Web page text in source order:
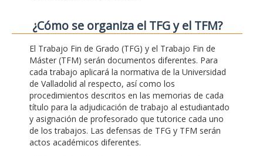
¿Cómo se organiza el TFG y el TFM?
El Trabajo Fin de Grado (TFG) y el Trabajo Fin de
Máster (TFM) serán documentos diferentes. Para
cada trabajo aplicará la normativa de la Universidad
de Valladolid al respecto, así como los
procedimientos descritos en las memorias de cada
título para la adjudicación de trabajo al estudiantado
y asignación de profesorado que tutorice cada uno
de los trabajos. Las defensas de TFG y TFM serán
actos académicos diferentes.